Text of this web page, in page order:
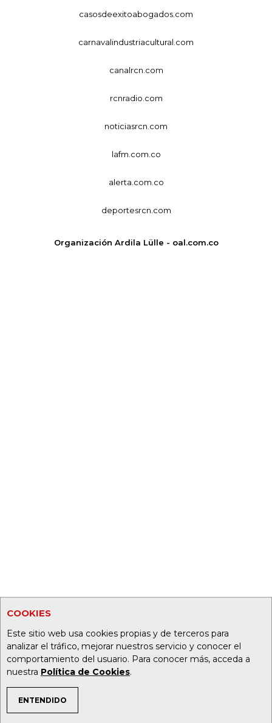
COOKIES
Este sitio web usa cookies propias y de terceros para
analizar el tráfico, mejorar nuestros servicio y conocer el
comportamiento del usuario. Para conocer más, acceda a
nuestra Política de Cookies.
ENTENDIDO
TEMAS DE INTERÉS
casosdeexitoabogados.com
carnavalindustriacultural.com
canalrcn.com
rcnradio.com
noticiasrcn.com
lafm.com.co
alerta.com.co
deportesrcn.com
Organización Ardila Lülle - oal.com.co